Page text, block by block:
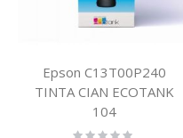
Epson C13T00P240
TINTA CIAN ECOTANK
104
Rating: